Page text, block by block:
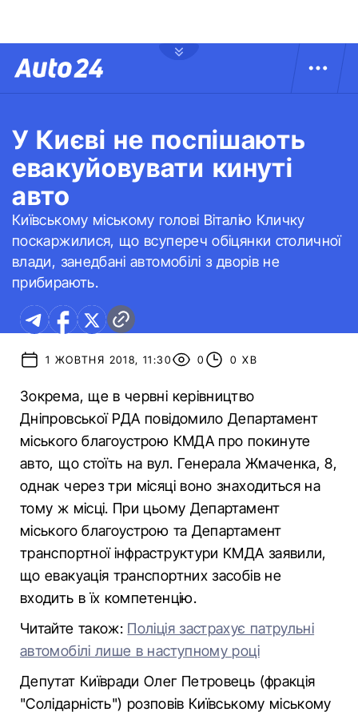
У Києві не поспішають
евакуйовувати кинуті
авто
Київському міському голові Віталію Кличку
поскаржилися, що всупереч обіцянки столичної
влади, занедбані автомобілі з дворів не
прибирають.
1 ЖОВТНЯ 2018, 11:30 0 0 ХВ
Зокрема, ще в червні керівництво
Дніпровської РДА повідомило Департамент
міського благоустрою КМДА про покинуте
авто, що стоїть на вул. Генерала Жмаченка, 8,
однак через три місяці воно знаходиться на
тому ж місці. При цьому Департамент
міського благоустрою та Департамент
транспортної інфраструктури КМДА заявили,
що евакуація транспортних засобів не
входить в їх компетенцію.
Читайте також: Поліція застрахує патрульні
автомобілі лише в наступному році
Депутат Київради Олег Петровець (фракція
"Солідарність") розповів Київському міському